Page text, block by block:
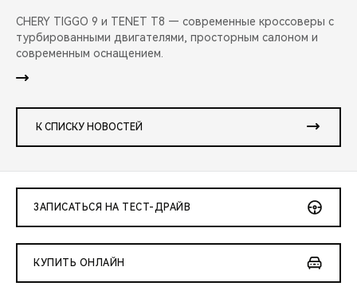
CHERY TIGGO 9 и TENET T8 — современные кроссоверы с
турбированными двигателями, просторным салоном и
современным оснащением.
К СПИСКУ НОВОСТЕЙ
ЗАПИСАТЬСЯ НА ТЕСТ-ДРАЙВ
КУПИТЬ ОНЛАЙН